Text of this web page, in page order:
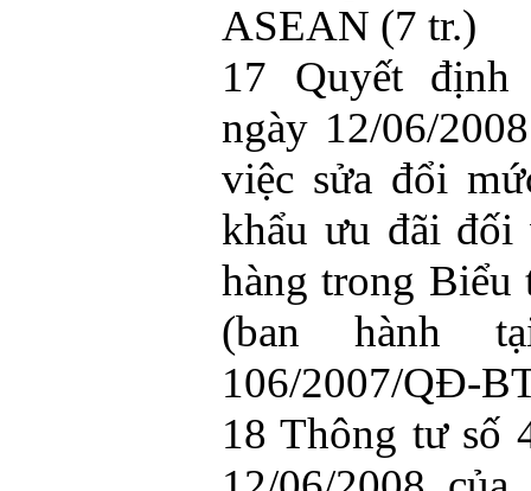
ASEAN (7 tr.)
17 Quyết định
ngày 12/06/
việc sửa đổi
khẩu ưu đãi đối
hàng trong Biểu
(ban hành
106/2007/QĐ-
18 Thông tư số